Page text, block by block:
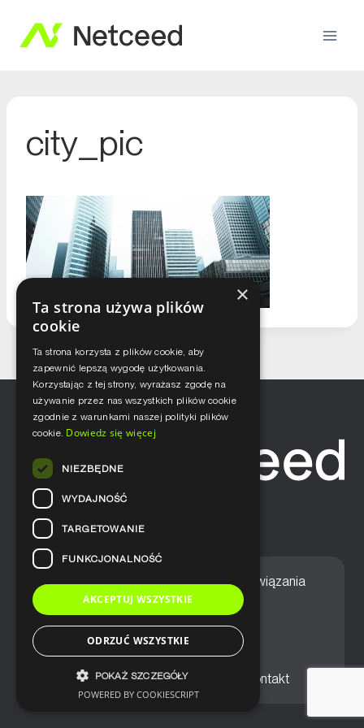
city_pic
Home Nasze podejście Rozwiązania
Usługi Aktualności
Ogólne warunki sprzedaży Kontakt
×
Ta strona używa plików
cookie
Ta strona korzysta z plików cookie, aby
zapewnić lepszą wygodę użytkowania.
Korzystając z tej strony, wyrażasz zgodę na
używanie przez nas wszystkich plików cookie
zgodnie z warunkami naszej polityki plików
cookie. Dowiedz się więcej
NIEZBĘDNE
WYDAJNOŚĆ
TARGETOWANIE
FUNKCJONALNOŚĆ
AKCEPTUJ WSZYSTKIE
ODRZUĆ WSZYSTKIE
POKAŻ SZCZEGÓŁY
POWERED BY COOKIESCRIPT